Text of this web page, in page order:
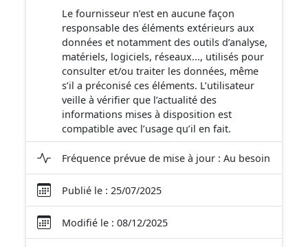
Le fournisseur n’est en aucune façon
responsable des éléments extérieurs aux
données et notamment des outils d’analyse,
matériels, logiciels, réseaux..., utilisés pour
consulter et/ou traiter les données, même
s’il a préconisé ces éléments. L’utilisateur
veille à vérifier que l’actualité des
informations mises à disposition est
compatible avec l’usage qu’il en fait.
Fréquence prévue de mise à jour : Au besoin
Publié le : 25/07/2025
Modifié le : 08/12/2025